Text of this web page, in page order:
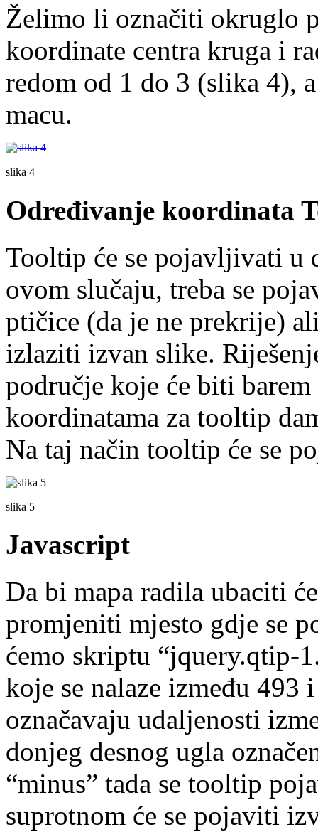
Želimo li označiti okruglo
koordinate centra kruga i
redom od 1 do 3 (slika 4),
macu.
slika 4
Određivanje koordinata
Tooltip će se pojavljivati u
ovom slučaju, treba se
ptičice (da je ne prekrije)
izlaziti izvan slike.
područje koje će biti
koordinatama za tooltip
Na taj način tooltip će se
slika 5
Javascript
Da bi mapa radila ubaciti
promjeniti mjesto gdje se
ćemo skriptu “jquery.qtip-
koje se nalaze između
označavaju udaljenosti
donjeg desnog ugla
“minus” tada se tooltip
suprotnom će se pojaviti